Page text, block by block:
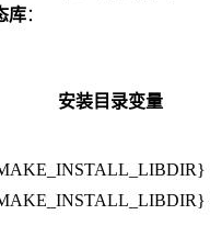
库：
安装目录变量